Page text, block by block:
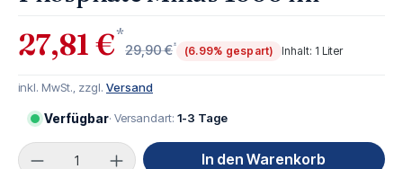
27,81 €*
29,90 €* (6.99% gespart) Inhalt: 1 Liter
inkl. MwSt., zzgl. Versand
Verfügbar· Versandart: 1-3 Tage
Produkt Anzahl: Gib den gewünschten Wert
In den Warenkorb